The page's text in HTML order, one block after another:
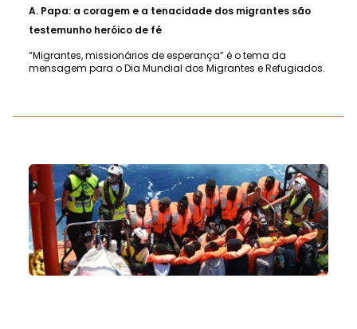
A. Papa: a coragem e a tenacidade dos migrantes são
testemunho heróico de fé
“Migrantes, missionários de esperança” é o tema da
mensagem para o Dia Mundial dos Migrantes e Refugiados.